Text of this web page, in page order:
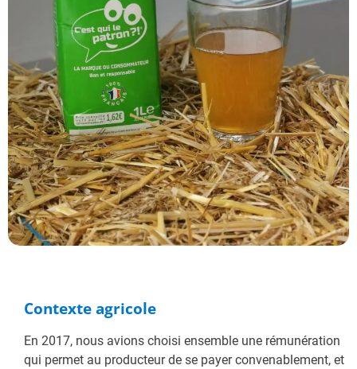
Contexte agricole
En 2017, nous avions choisi ensemble une rémunération
qui permet au producteur de se payer convenablement, et